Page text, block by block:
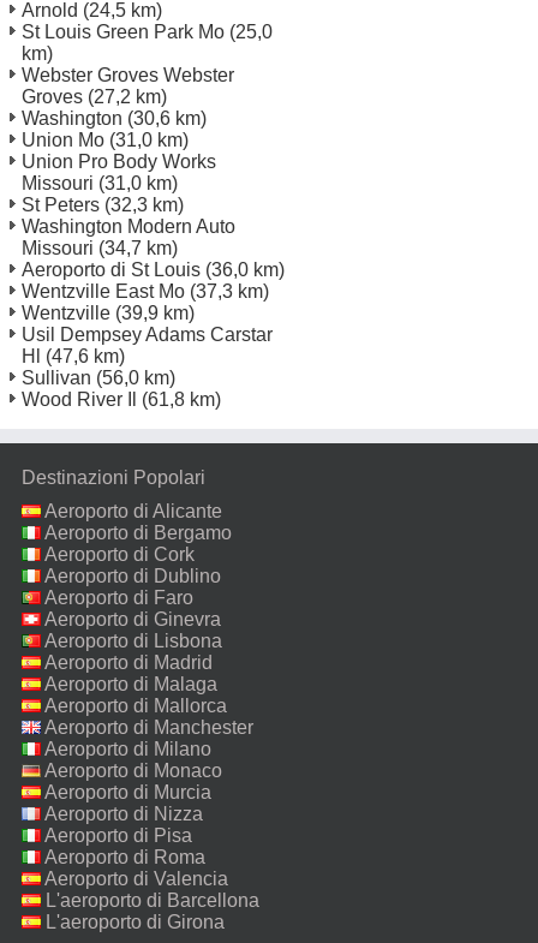
Arnold (24,5 km)
St Louis Green Park Mo (25,0
km)
Webster Groves Webster
Groves (27,2 km)
Washington (30,6 km)
Union Mo (31,0 km)
Union Pro Body Works
Missouri (31,0 km)
St Peters (32,3 km)
Washington Modern Auto
Missouri (34,7 km)
Aeroporto di St Louis (36,0 km)
Wentzville East Mo (37,3 km)
Wentzville (39,9 km)
Usil Dempsey Adams Carstar
Hl
(47,6 km)
Sullivan (56,0 km)
Wood River Il
(61,8 km)
Destinazioni Popolari
Aeroporto di Alicante
Aeroporto di Bergamo
Aeroporto di Cork
Aeroporto di Dublino
Aeroporto di Faro
Aeroporto di Ginevra
Aeroporto di Lisbona
Aeroporto di Madrid
Aeroporto di Malaga
Aeroporto di Mallorca
Aeroporto di Manchester
Aeroporto di Milano
Malpensa
Aeroporto di Monaco
Aeroporto di Murcia
Aeroporto di Nizza
Aeroporto di Pisa
Aeroporto di Roma
Fiumicino
Aeroporto di Valencia
L'aeroporto di Barcellona
L'aeroporto di Girona